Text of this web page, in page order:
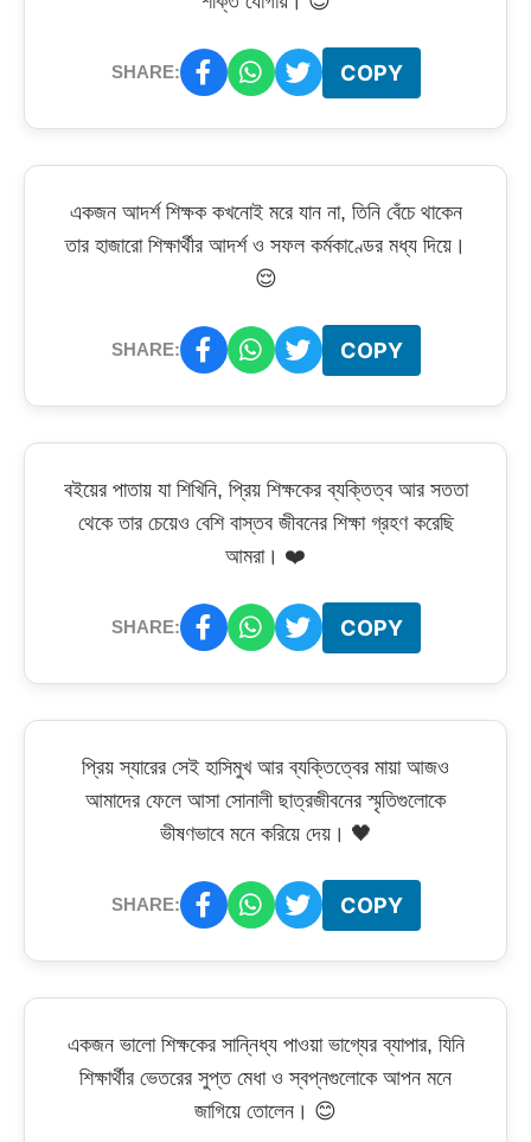
SHARE: COPY
একজন আদর্শ শিক্ষক কখনোই মরে যান না, তিনি বেঁচে থাকেন
তার হাজারো শিক্ষার্থীর আদর্শ ও সফল কর্মকাণ্ডের মধ্য দিয়ে।
😌
SHARE: COPY
বইয়ের পাতায় যা শিখিনি, প্রিয় শিক্ষকের ব্যক্তিত্ব আর সততা
থেকে তার চেয়েও বেশি বাস্তব জীবনের শিক্ষা গ্রহণ করেছি
আমরা। ❤️
SHARE: COPY
প্রিয় স্যারের সেই হাসিমুখ আর ব্যক্তিত্বের মায়া আজও
আমাদের ফেলে আসা সোনালী ছাত্রজীবনের স্মৃতিগুলোকে
ভীষণভাবে মনে করিয়ে দেয়। 🖤
SHARE: COPY
একজন ভালো শিক্ষকের সান্নিধ্য পাওয়া ভাগ্যের ব্যাপার, যিনি
শিক্ষার্থীর ভেতরের সুপ্ত মেধা ও স্বপ্নগুলোকে আপন মনে
জাগিয়ে তোলেন। 😊